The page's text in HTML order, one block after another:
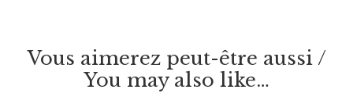
Vous aimerez peut-être aussi /
You may also like…